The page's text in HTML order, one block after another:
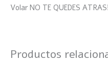
Volar NO TE QUEDES
Productos